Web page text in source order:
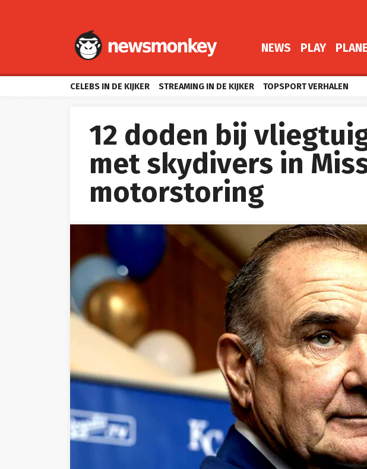
NEWS PLAY
CELEBS IN DE KIJKER STREAMING IN DE KIJKER TOPSPORT VERHALEN
12 doden bij
met skydivers in
motorstoring